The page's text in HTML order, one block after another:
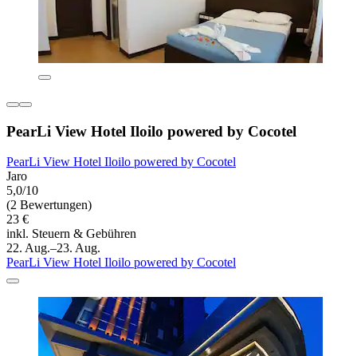
PearLi View Hotel Iloilo powered by Cocotel
PearLi View Hotel Iloilo powered by Cocotel
Jaro
5,0/10
(2 Bewertungen)
23 €
inkl. Steuern & Gebühren
22. Aug.–23. Aug.
PearLi View Hotel Iloilo powered by Cocotel